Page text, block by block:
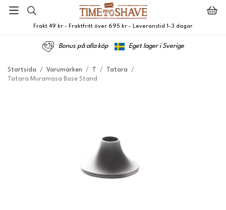
Frakt 49 kr - Fraktfritt över 695 kr - Leveranstid 1-3 dagar
Bonus på alla köp Eget lager i Sverige
Startsida / Varumärken / / Tatara
/
Tatara Muramasa Base Stand